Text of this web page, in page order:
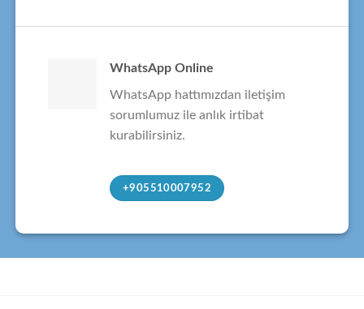
WhatsApp Online
WhatsApp hattımızdan iletişim
sorumlumuz ile anlık irtibat
kurabilirsiniz.
+905510007952